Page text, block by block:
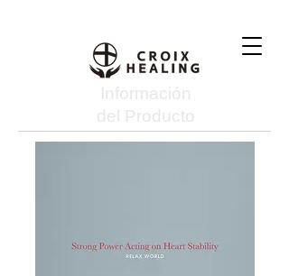
Información
del Producto